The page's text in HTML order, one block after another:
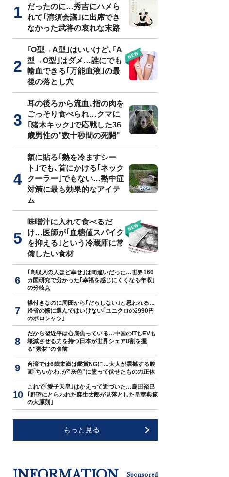
だったのに…秀吉にハメら
れて｢清須会議｣に出席でき
なかった武将の哀れな末路
｢O型→A型｣はいいけど､｢A
型→O型｣はダメ…誰にでも
輸血できる｢万能血液｣の最
後の落とし穴
耳の後ろから流血､指の肉を
ごっそり食べられ…クマに
｢猪木キック｣で応戦した36
歳男性の"数十秒間の死闘"
額に貼る｢熱を冷ますシー
ト｣でも､首にかける｢ネック
クーラー｣でもない…熱中症
対策に最も効果的なアイテ
ム
味噌汁に入れて食べるだ
け…医師が｢血糖値スパイク
を抑える｣という冷蔵庫に常
備したい食材
｢高収入の人ほど幸せ｣は間違いだった…世界160
カ国研究で分かった｢幸福を感じにくくなる年収｣
の分岐点
襟付きなのに周囲から｢だらしない｣と思われる…
帰省の際に選んではいけない｢ユニクロの2990円
のポロシャツ｣
だから習近平は心底焦っている…中国のITもEVも
壊滅させる力を持つ日本が世界シェア8割を握
る"素材"の名前
台湾では6歳未満は鑑賞NGに…大人が震撼する映
画｢ちいかわ｣が"灰色"に塗って伏せたものの正体
これで｢愛子天皇｣はかえって近づいた…島田裕巳
｢野望にとらわれた麻生太郎が見落とした皇室典範
の大原則｣
もっと見る
Sponsored